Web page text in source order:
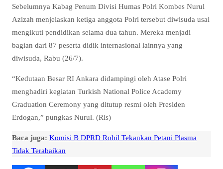
Sebelumnya Kabag Penum Divisi Humas Polri Kombes Nurul
Azizah menjelaskan ketiga anggota Polri tersebut diwisuda usai
mengikuti pendidikan selama dua tahun. Mereka menjadi
bagian dari 87 peserta didik internasional lainnya yang
diwisuda, Rabu (26/7).
“Kedutaan Besar RI Ankara didampingi oleh Atase Polri
menghadiri kegiatan Turkish National Police Academy
Graduation Ceremony yang ditutup resmi oleh Presiden
Erdogan,” pungkas Nurul. (Rls)
Baca juga: Komisi B DPRD Rohil Tekankan Petani Plasma
Tidak Terabaikan